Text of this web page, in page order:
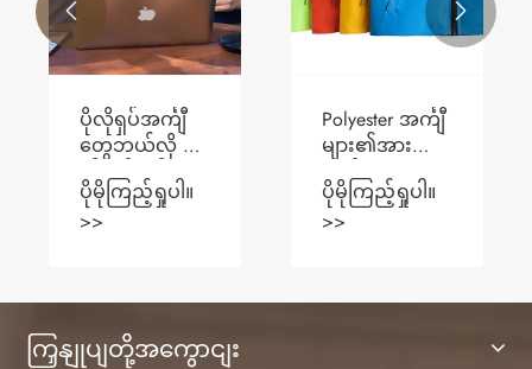
ပိုလိုရှပ်အင်္ကျီ
တွေဘယ်လို 0
တ်ဆင်သင့်
သလဲ။
ပိုမိုကြည့်ရှုပါ။
>>
Polyester အင်္ကျီ
များ၏အားသာ
ချက်များမှာအ
ဘယ်နည်း။
ပိုမိုကြည့်ရှုပါ။
>>
 
ကြှနျုပျတို့အကွောငျး